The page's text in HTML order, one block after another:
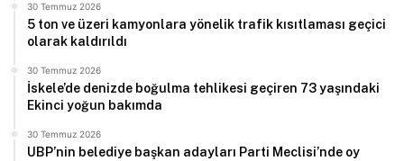
30 Temmuz 2026
5 ton ve üzeri kamyonlara yönelik trafik kısıtlaması geçici
olarak kaldırıldı
30 Temmuz 2026
İskele’de denizde boğulma tehlikesi geçiren 73 yaşındaki
Ekinci yoğun bakımda
30 Temmuz 2026
UBP’nin belediye başkan adayları Parti Meclisi’nde oy